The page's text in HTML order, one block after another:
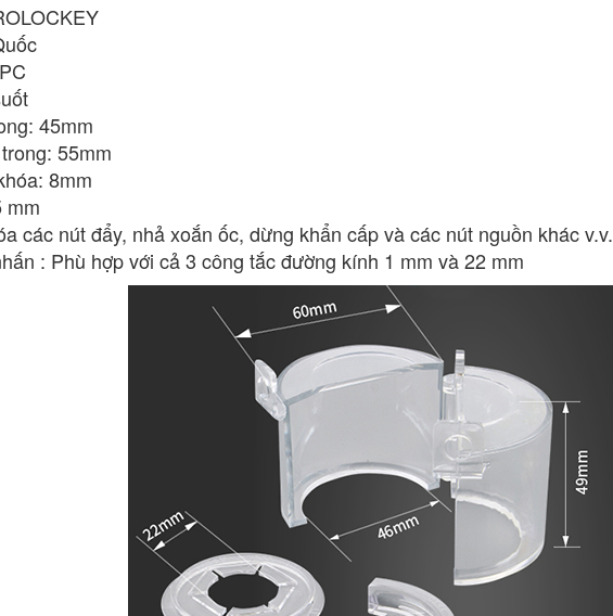
45mm
55mm
8mm
mm
các nút đẩy, nhả xoắn ốc, dừng khẩn cấp và các nút nguồn khác v.v.
: Phù hợp với cả 3 công tắc đường kính 1 mm và 22 mm